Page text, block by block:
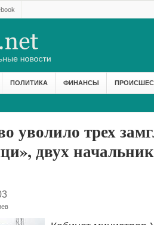
ПОЛИТИКА ФИНАНСЫ
уволило трех
двух